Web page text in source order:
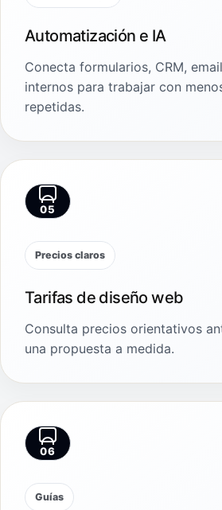
Automatización e IA
Conecta formularios, CRM,
internos para trabajar con
repetidas.
05
Precios claros
Tarifas de diseño web
Consulta precios orientativos
una propuesta a medida.
06
Guías